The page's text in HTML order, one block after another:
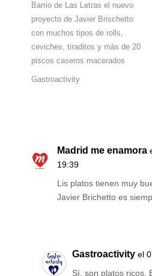
Barrio de Las Letras el nuevo
proyecto de Javier Brischetto
con muchos tipos de rolls,
ceviches, tiraditos y más de 20
piscos caseros macerados
Gastroactivity
Madrid me enamora
19:39
Lis platos tienen muy
Javier Brichetto es
Gastroactivity el
Sí, son platos ricos.